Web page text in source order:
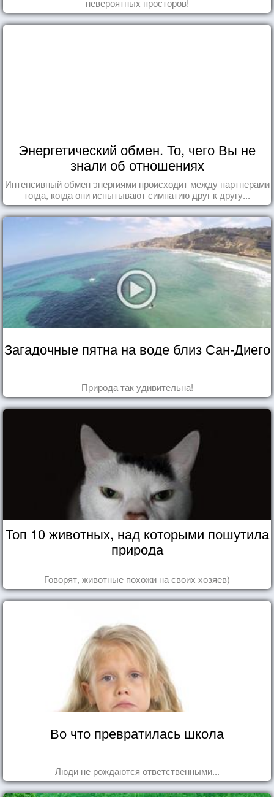
невероятных просторов!
Энергетический обмен. То, чего Вы не
знали об отношениях
Интенсивный обмен энергиями происходит между партнерами
тогда, когда они испытывают симпатию друг к другу...
Загадочные пятна на воде близ Сан-Диего
Природа так удивительна!
Топ 10 животных, над которыми пошутила
природа
Говорят, животные похожи на своих хозяев)
Во что превратилась школа
Люди не рождаются ответственными...